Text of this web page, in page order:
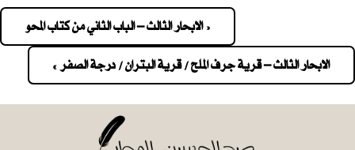
navigation
« الابحار الثالث – الباب الثاني من كتاب المحو
الابحار الثالث – قرية جرف الملح / قرية البتران / درجة الصفر »